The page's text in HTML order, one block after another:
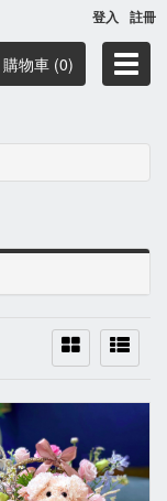
登入 註冊
購物車 (0)